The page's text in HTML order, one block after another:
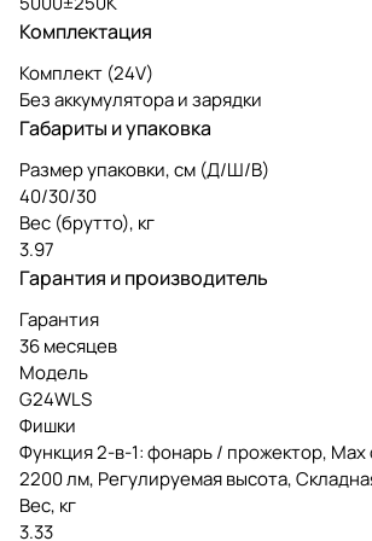
Комплектация
Комплект (24V)
Без аккумулятора и зарядки
Габариты и упаковка
Размер упаковки, см (Д/Ш/В)
40/30/30
Вес (брутто), кг
3.97
Гарантия и производитель
Гарантия
36 месяцев
Модель
G24WLS
Фишки
Функция 2-в-1: фонарь / прожектор, Мах
2200 лм, Регулируемая высота,
Вес, кг
3.33